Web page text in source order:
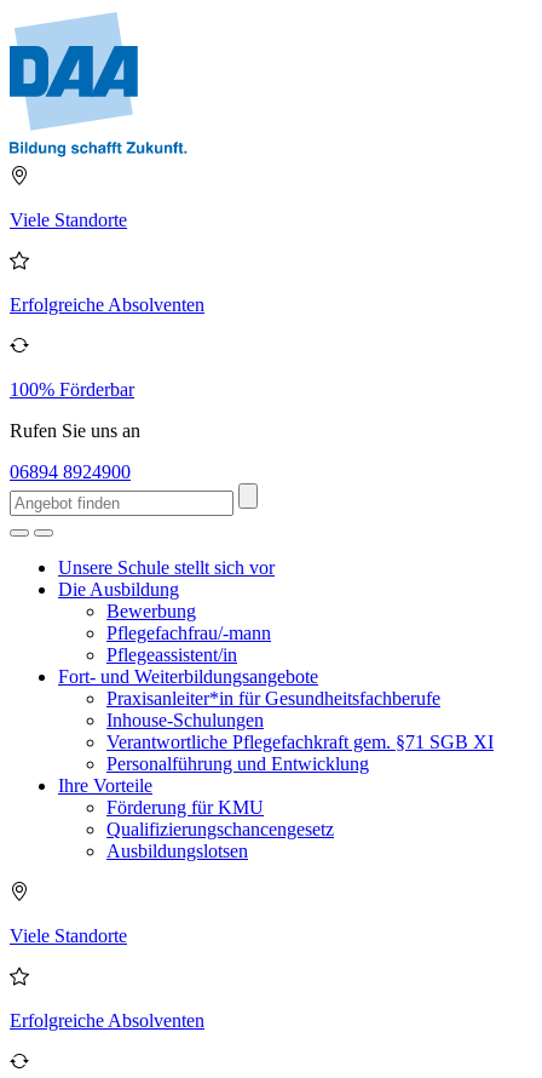
Viele Standorte
Erfolgreiche Absolventen
100% Förderbar
Rufen Sie uns an
06894 8924900
Unsere Schule stellt sich vor
Die Ausbildung
Bewerbung
Pflegefachfrau/-mann
Pflegeassistent/in
Fort- und Weiterbildungsangebote
Praxisanleiter*in für Gesundheitsfachberufe
Inhouse-Schulungen
Verantwortliche Pflegefachkraft gem. §71 SGB XI
Personalführung und Entwicklung
Ihre Vorteile
Förderung für KMU
Qualifizierungschancengesetz
Ausbildungslotsen
Viele Standorte
Erfolgreiche Absolventen